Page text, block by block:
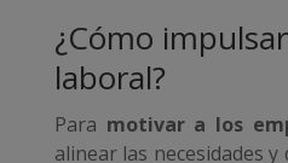
¿Cómo
laboral?
Para motivar a los
alinear las necesidades